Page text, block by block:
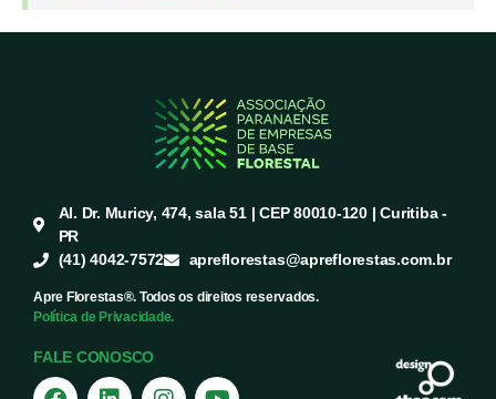
Al. Dr. Muricy, 474, sala 51 | CEP 80010-120 | Curitiba -
PR
(41) 4042-7572
apreflorestas@apreflorestas.com.br
Apre Florestas®. Todos os direitos reservados.
Política de Privacidade.
FALE CONOSCO